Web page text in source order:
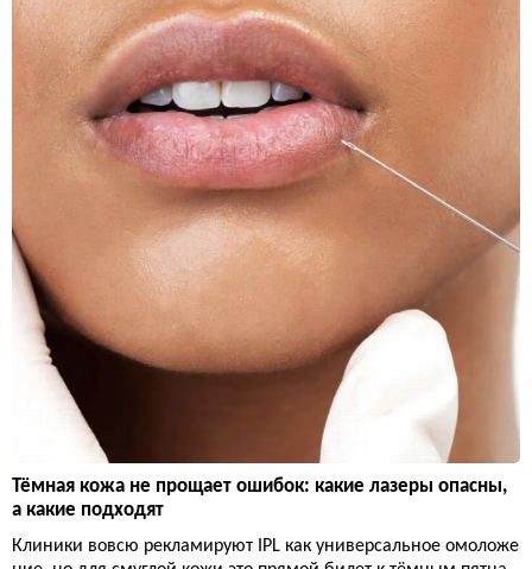
Тёмная кожа не прощает ошибок: какие лазеры опасны,
а какие подходят
Клиники вовсю рекламируют IPL как универсальное омоложе